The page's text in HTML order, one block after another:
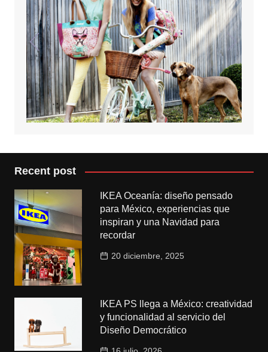
Recent post
IKEA Oceanía: diseño pensado
para México, experiencias que
inspiran y una Navidad para
recordar
20 diciembre, 2025
IKEA PS llega a México: creatividad
y funcionalidad al servicio del
Diseño Democrático